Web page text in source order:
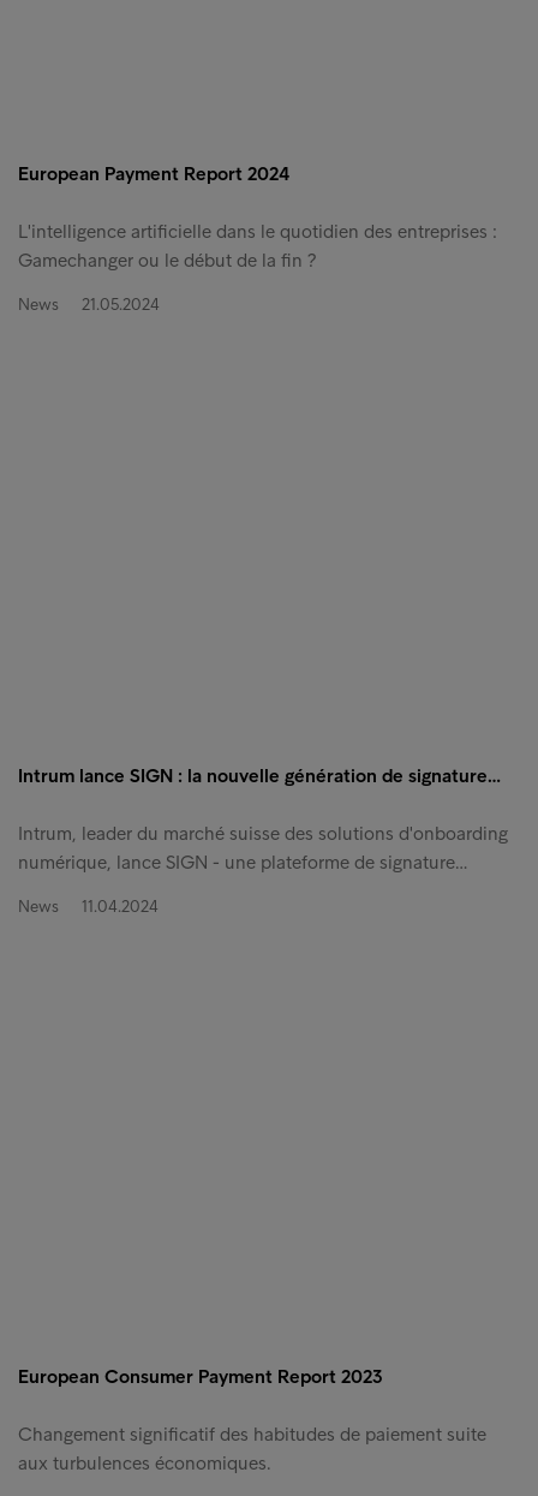
European Payment Report 2024
L'intelligence artificielle dans le quotidien des entreprises :
Gamechanger ou le début de la fin ?
News 21.05.2024
Intrum lance SIGN : la nouvelle génération de signature…
Intrum, leader du marché suisse des solutions d'onboarding
numérique, lance SIGN - une plateforme de signature…
News 11.04.2024
European Consumer Payment Report 2023
Changement significatif des habitudes de paiement suite
aux turbulences économiques.